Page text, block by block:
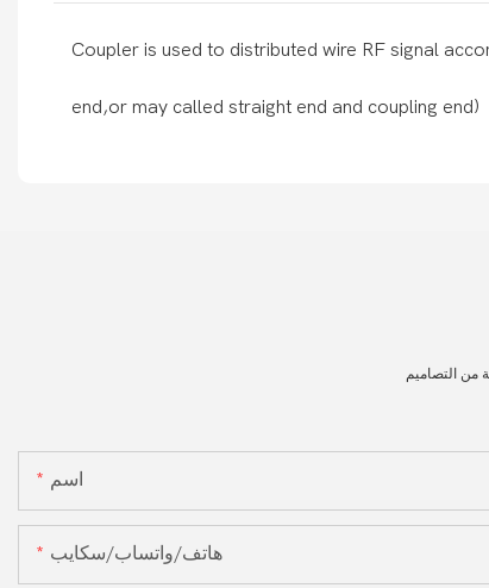
Coupler is used to distributed wire RF signal
end,or may called straight end and coupling end)
من التصاميم
اسم
هاتف/واتساب/سكايب